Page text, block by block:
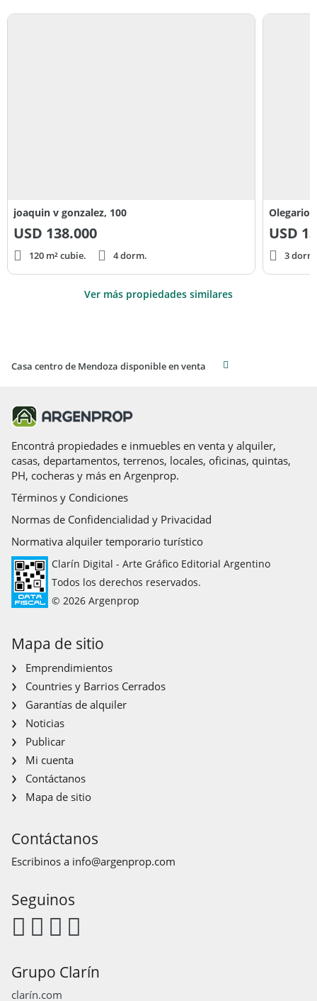
joaquin v gonzalez, 100
USD 138.000
120 m² cubie. 4 dorm.
Olegario
USD
3
Ver más propiedades similares
Casa centro de Mendoza disponible en venta
Encontrá propiedades e inmuebles en venta y alquiler,
casas, departamentos, terrenos, locales, oficinas, quintas,
PH, cocheras y más en Argenprop.
Términos y Condiciones
Normas de Confidencialidad y Privacidad
Normativa alquiler temporario turístico
Clarín Digital - Arte Gráfico Editorial Argentino
Todos los derechos reservados.
© 2026 Argenprop
Mapa de sitio
Emprendimientos
Countries y Barrios Cerrados
Garantías de alquiler
Noticias
Publicar
Mi cuenta
Contáctanos
Mapa de sitio
Contáctanos
Escribinos a info@argenprop.com
Seguinos
Grupo Clarín
clarín.com